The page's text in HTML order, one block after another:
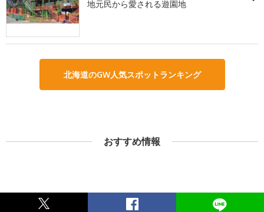
地元民から愛される遊園地
北海道のGW人気スポットランキング
おすすめ情報